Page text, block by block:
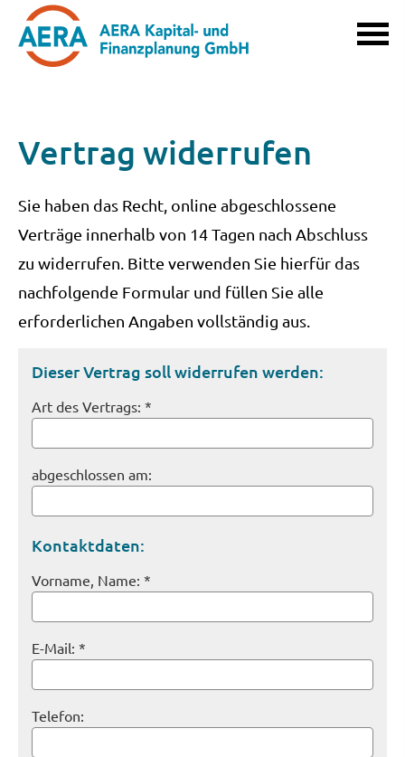
Vertrag widerrufen
Sie haben das Recht, online abgeschlossene
Verträge innerhalb von 14 Tagen nach Abschluss
zu widerrufen. Bitte verwenden Sie hierfür das
nachfolgende Formular und füllen Sie alle
erforderlichen Angaben vollständig aus.
Dieser Vertrag soll widerrufen werden:
Art des Vertrags: *
abgeschlossen am:
Kontaktdaten:
Vorname, Name: *
E-Mail: *
Telefon: